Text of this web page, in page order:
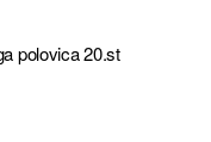
polovica 20.st